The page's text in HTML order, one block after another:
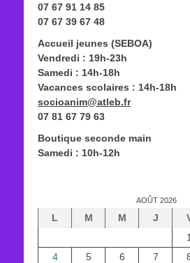
07 67 91 14 85
07 67 39 67 48
Accueil jeunes (SEBOA)
Vendredi : 19h-23h
Samedi : 14h-18h
Vacances scolaires : 14h-18h
socioanim@atleb.fr
07 81 67 79 63
Boutique seconde main
Samedi : 10h-12h
AOÛT 2026
L M M J
1
4
5 6 7